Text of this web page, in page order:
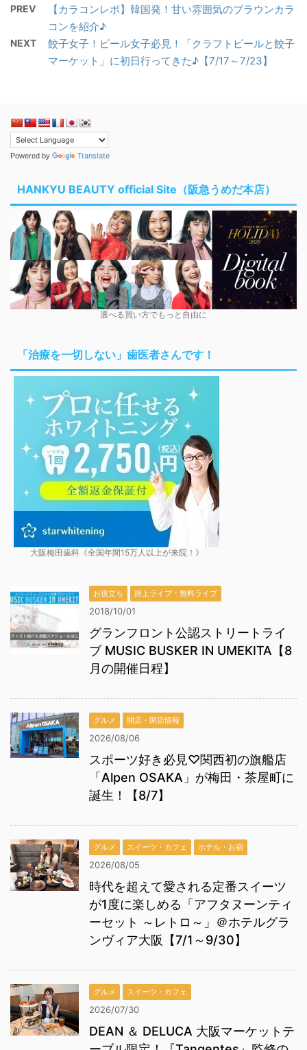
PREV
【カラコンレポ】韓国発！甘い雰囲気のブラウンカラ
コンを紹介♪
NEXT
餃子女子！ビール女子必見！「クラフトビールと餃子
マーケット」に初日行ってきた♪【7/17～7/23】
Powered by Translate
HANKYU BEAUTY official Site（阪急うめだ本店）
選べる買い方でもっと自由に
「治療を一切しない」歯医者さんです！
大阪梅田歯科《全国年間15万人以上が来院！》
お役立ち 路上ライブ・無料ライブ
2018/10/01
グランフロント公認ストリートライ
ブ MUSIC BUSKER IN UMEKITA【8
月の開催日程】
グルメ 開店・閉店情報
2026/08/06
スポーツ好き必見♡関西初の旗艦店
「Alpen OSAKA」が梅田・茶屋町に
誕生！【8/7】
グルメ スイーツ・カフェ ホテル・お宿
2026/08/05
時代を超えて愛される定番スイーツ
が1度に楽しめる「アフタヌーンティ
ーセット ～レトロ～」＠ホテルグラ
ンヴィア大阪【7/1～9/30】
グルメ スイーツ・カフェ
2026/07/30
DEAN ＆ DELUCA 大阪マーケットテ